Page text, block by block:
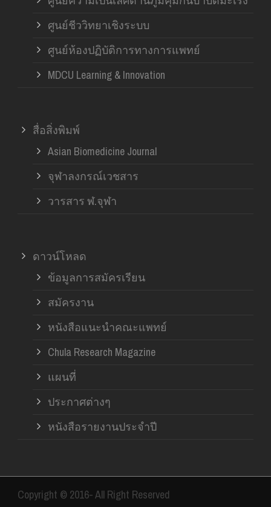
ศูนย์ชีววิทยาเชิงระบบ
ศูนย์ห้องปฏิบัติการทางการแพทย์
MDCU Learning & Innovation
สื่อสิ่งพิมพ์
Asian Biomedicine Journal
จุฬาลงกรณ์เวชสาร
วารสาร ฬ.จุฬา
ดาวน์โหลด
ข้อมูลการสมัครเรียน
สมัครงาน
หนังสือแนะนำคณะแพทย์
Chula Research Magazine
แผนที่
ประกาศต่างๆ
หนังสือรายงานประจำปี
Copyright © 2016- All Right Reserved